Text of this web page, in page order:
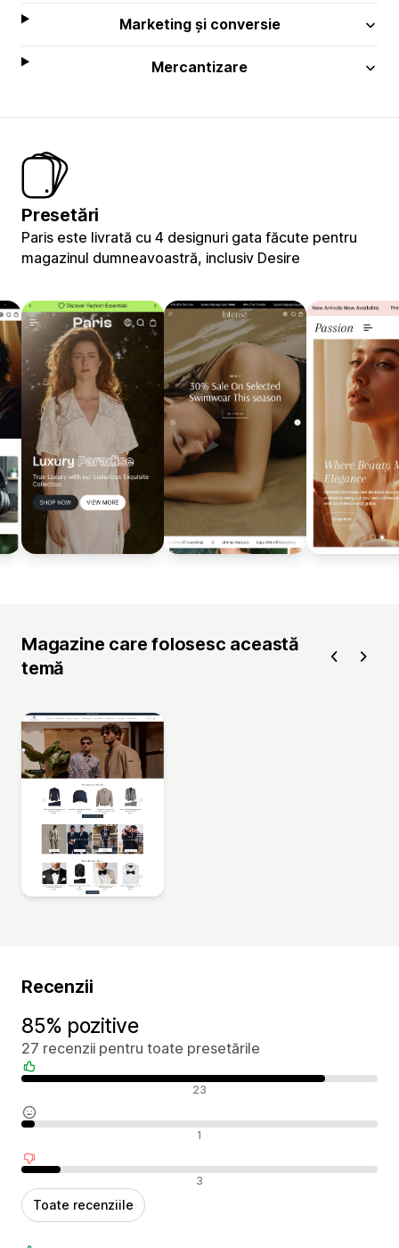
Marketing și conversie
Mercantizare
Presetări
Paris este livrată cu 4 designuri gata făcute pentru
magazinul dumneavoastră, inclusiv Desire
Magazine care folosesc această
temă
Recenzii
85% pozitive
27 recenzii pentru toate presetările
Recenzii pozitive 23
Recenzii neutre 1
Recenzii negative 3
Toate recenziile